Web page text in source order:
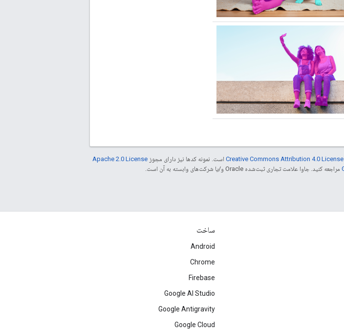
Creative Commons Attribution 4.0 License است. نمونه کدها نیز دارای مجوز Apache 2.0 License
مراجعه کنید. جاوا علامت تجاری ثبت‌شده Oracle و/یا شرکت‌های وابسته به آن است.
ساخت
Android
Chrome
Firebase
Google AI Studio
Google Antigravity
Google Cloud